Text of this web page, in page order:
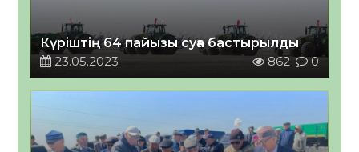
Күріштің 64 пайызы суға бастырылды
23.05.2023
862 0